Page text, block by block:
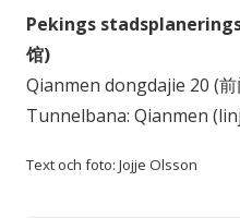
Pekings
馆)
Qianmen dongdajie 20 (
Tunnelbana: Qianmen
Text och foto: Jojje Olsson